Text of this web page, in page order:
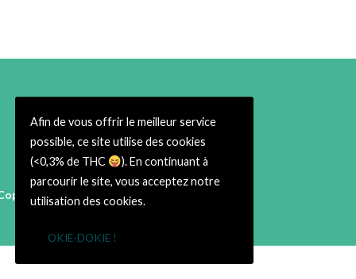
© 2026 Cbweed Shop Toulouse
➡ Infos Légales ⬅
Afin de vous offrir le meilleur service
possible, ce site utilise des cookies
(<0,3% de THC
). En continuant à
parcourir le site, vous acceptez notre
utilisation des cookies.
OKIE-DOKIE !